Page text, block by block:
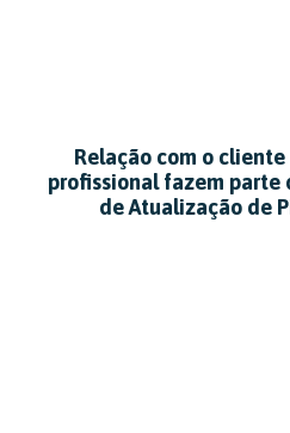
Relação com o
profissional fazem parte
de Atualização de